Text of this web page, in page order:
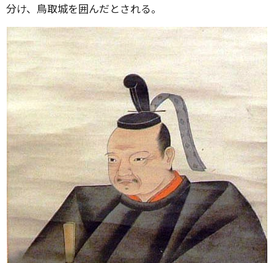
分け、鳥取城を囲んだとされる。